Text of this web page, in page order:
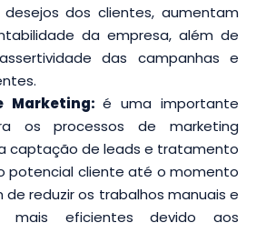
dos clientes, aumentam
da empresa, além de
das campanhas e
Marketing:é uma importante
os processos de marketing
captação de leads e tratamento
potencial cliente até o momento
reduzir os trabalhos manuais e
mais eficientes devido aos